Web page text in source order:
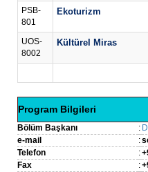
PSB-
801
Ekoturizm
UOS-
8002
Kültürel Miras
Program Bilgileri
Bölüm Başkanı :
e-mail
:
Telefon
:
Fax
: